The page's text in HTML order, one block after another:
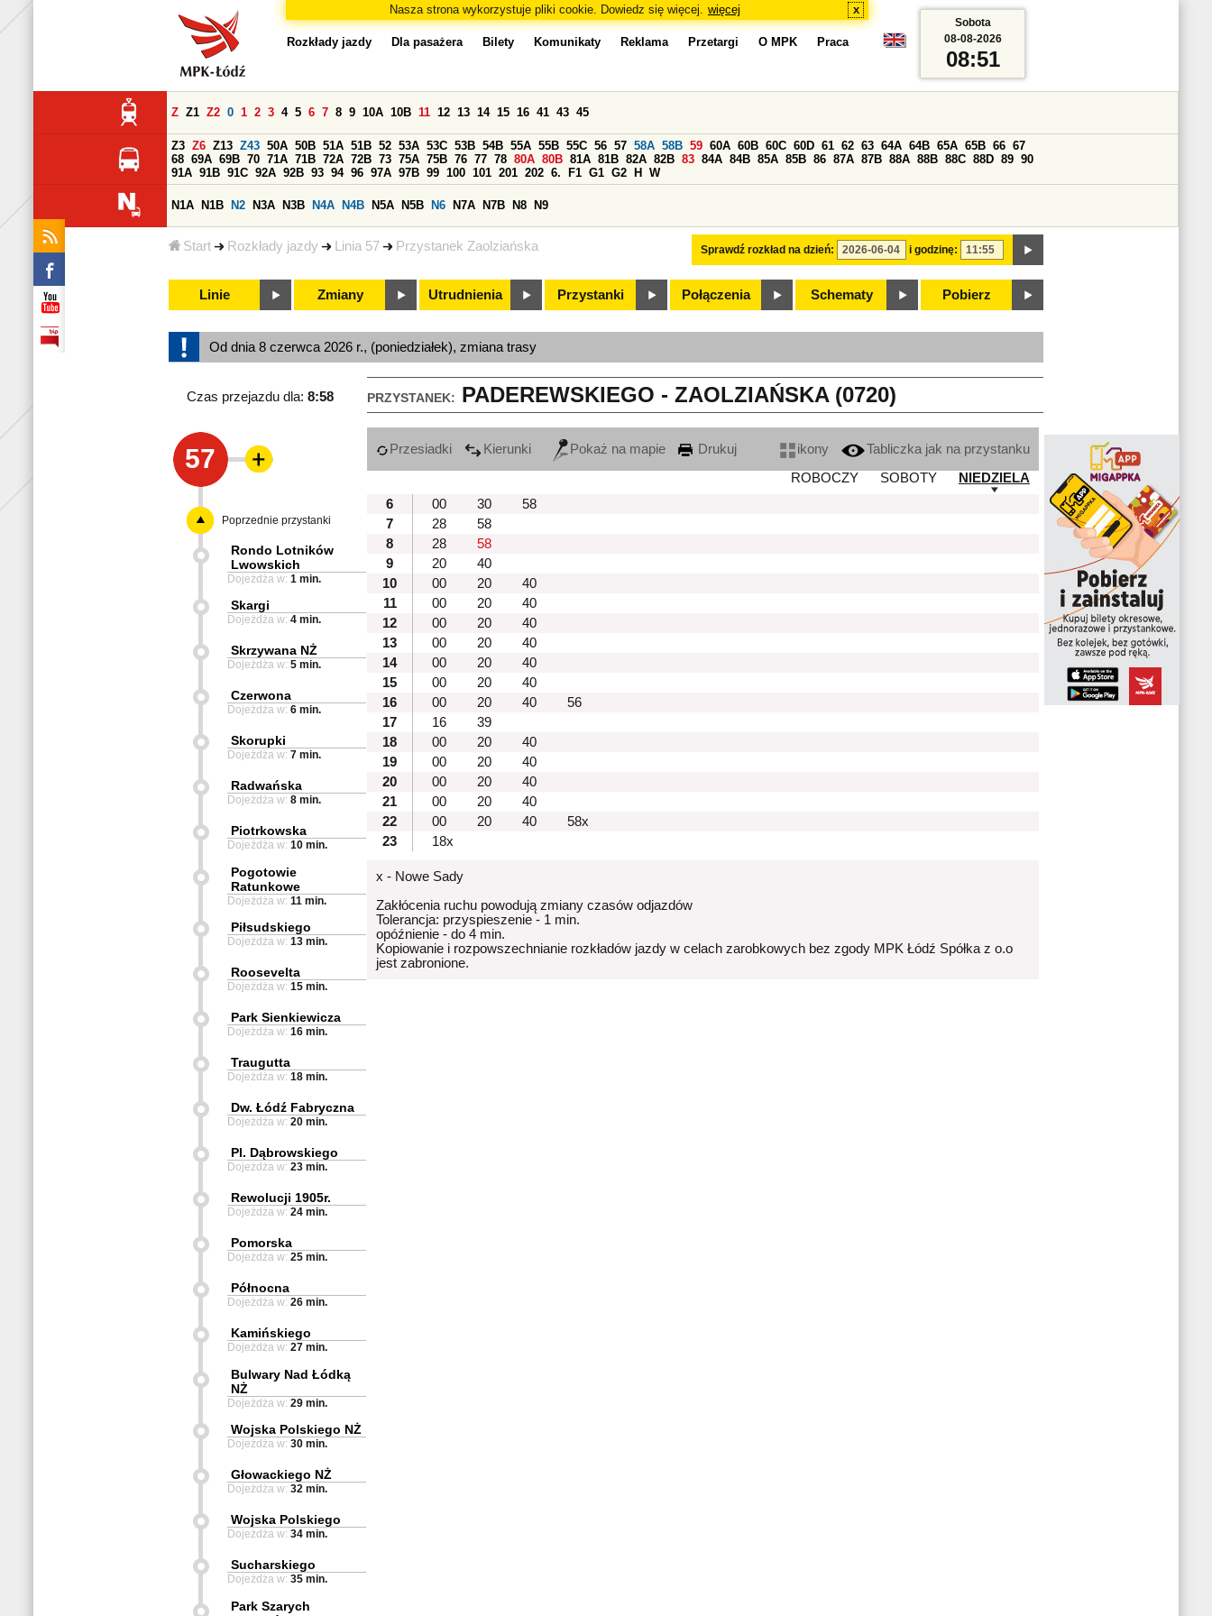
Nasza strona wykorzystuje pliki cookie. Dowiedz się więcej. więcej x
Start Rozkłady jazdy Linia 57 Przystanek Zaolziańska
Rozkłady jazdy Dla pasażera Bilety Komunikaty Reklama Przetargi O MPK Praca
Sprawdź rozkład na dzień: i godzinę:
Z Z1 Z2 0 1 2 3 4 5 6 7 8 9 10A 10B 11 12 13 14 15 16 41 43 45
Z3 Z6 Z13 Z43 50A 50B 51A 51B 52 53A 53C 53B 54B 55A 55B 55C 56 57 58A 58B 59 60A 60B 60C 60D 61 62 63 64A 64B 65A 65B 66 67
68 69A 69B 70 71A 71B 72A 72B 73 75A 75B 76 77 78 80A 80B 81A 81B 82A 82B 83 84A 84B 85A 85B 86 87A 87B 88A 88B 88C 88D 89 90
91A 91B 91C 92A 92B 93 94 96 97A 97B 99 100 101 201 202 6. F1 G1 G2 H W
N1A N1B N2 N3A N3B N4A N4B N5A N5B N6 N7A N7B N8 N9
Linie Zmiany Utrudnienia Przystanki Połączenia Schematy Pobierz
Sobota
08-08-2026
08:51
Od dnia 8 czerwca 2026 r., (poniedziałek), zmiana trasy
PRZYSTANEK: PADEREWSKIEGO - ZAOLZIAŃSKA (0720)
Czas przejazdu dla: 8:58
57 Przesiadki Kierunki Pokaż na mapie Drukuj ikony
Tabliczka jak na przystanku
ROBOCZY
SOBOTY
NIEDZIELA
6
00 30
58
7
28
58
8
28
58
9
20
40
10
00 20
40
11
00 20
40
12
00 20
40
13
00 20
40
14
00 20
40
15
00 20
40
16
00 20 40
56
17
16
39
18
00 20
40
19
00 20
40
20
00 20
40
21
00 20
40
22
00 20 40
58x
23
18x
x - Nowe Sady
Zakłócenia ruchu powodują zmiany czasów odjazdów
Tolerancja: przyspieszenie - 1 min.
opóźnienie - do 4 min.
Kopiowanie i rozpowszechnianie rozkładów jazdy w celach zarobkowych bez zgody MPK Łódź Spółka z o.o
jest zabronione.
Poprzednie przystanki
Rondo Lotników
Lwowskich
Dojeżdża w: 1 min.
Skargi
Dojeżdża w: 4 min.
Skrzywana NŻ
Dojeżdża w: 5 min.
Czerwona
Dojeżdża w: 6 min.
Skorupki
Dojeżdża w: 7 min.
Radwańska
Dojeżdża w: 8 min.
Piotrkowska
Dojeżdża w: 10 min.
Pogotowie
Ratunkowe
Dojeżdża w: 11 min.
Piłsudskiego
Dojeżdża w: 13 min.
Roosevelta
Dojeżdża w: 15 min.
Park Sienkiewicza
Dojeżdża w: 16 min.
Traugutta
Dojeżdża w: 18 min.
Dw. Łódź Fabryczna
Dojeżdża w: 20 min.
Pl. Dąbrowskiego
Dojeżdża w: 23 min.
Rewolucji 1905r.
Dojeżdża w: 24 min.
Pomorska
Dojeżdża w: 25 min.
Północna
Dojeżdża w: 26 min.
Kamińskiego
Dojeżdża w: 27 min.
Bulwary Nad Łódką
NŻ
Dojeżdża w: 29 min.
Wojska Polskiego NŻ
Dojeżdża w: 30 min.
Głowackiego NŻ
Dojeżdża w: 32 min.
Wojska Polskiego
Dojeżdża w: 34 min.
Sucharskiego
Dojeżdża w: 35 min.
Park Szarych